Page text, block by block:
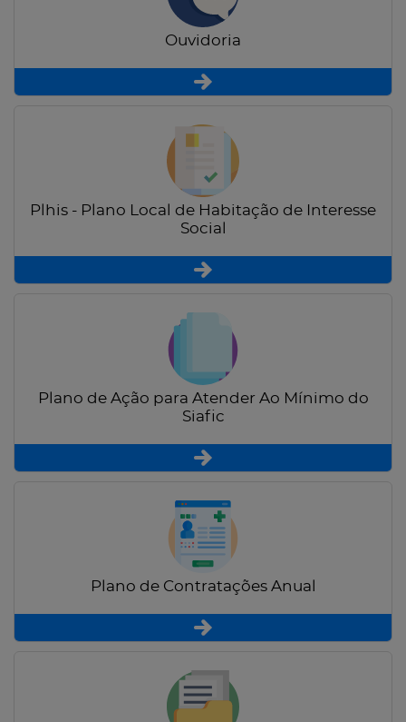
Ouvidoria
Plhis - Plano Local de Habitação de Interesse
Social
Plano de Ação para Atender Ao Mínimo do
Siafic
Plano de Contratações Anual